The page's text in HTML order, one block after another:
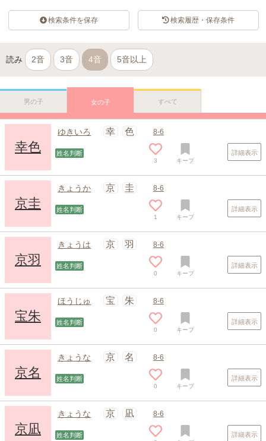
検索条件を保存 検索履歴・保存条件
読み 2音 3音 4音 5音以上
男の子 女の子 すべて
幸色
ゆきいろ 幸 色 8-6
姓名判断
3 キープ
詳細表示
京圭
きょうか 京 圭 8-6
姓名判断
1 キープ
詳細表示
京羽
きょうは 京 羽 8-6
姓名判断
0 キープ
詳細表示
宝朱
ほうじゅ 宝 朱 8-6
姓名判断
0 キープ
詳細表示
京名
きょうな 京 名 8-6
姓名判断
0 キープ
詳細表示
京凪
きょうな 京 凪 8-6
姓名判断 詳細表示